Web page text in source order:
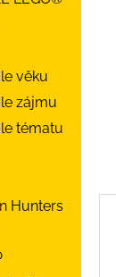
věku
zájmu
tématu
Hunters